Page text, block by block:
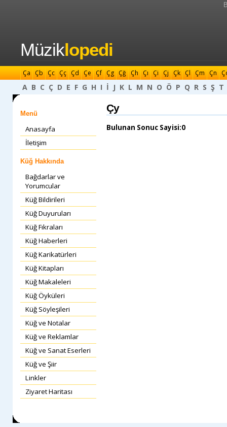
Müziklopedi
Ça Çb Çc Çç Çd Çe Çf Çg Çğ Çh Çı Çi Çj Çk Çl Çm Çn
A B C Ç D E F G H I İ J K L M N O Ö P Q R S Ş T
Menü
Anasayfa
İletişim
Küğ Hakkında
Bağdarlar ve
Yorumcular
Küğ Bildirileri
Küğ Duyuruları
Küğ Fıkraları
Küğ Haberleri
Küğ Karikatürleri
Küğ Kitapları
Küğ Makaleleri
Küğ Öyküleri
Küğ Söyleşileri
Küğ ve Notalar
Küğ ve Reklamlar
Küğ ve Sanat Eserleri
Küğ ve Şiir
Linkler
Ziyaret Haritası
Çy
Bulunan Sonuc Sayisi:0